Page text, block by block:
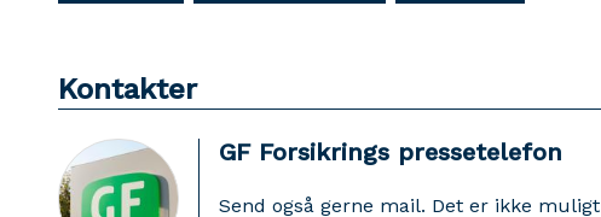
Kontakter
GF Forsikrings pressetelefon
Send også gerne mail. Det er ikke muligt